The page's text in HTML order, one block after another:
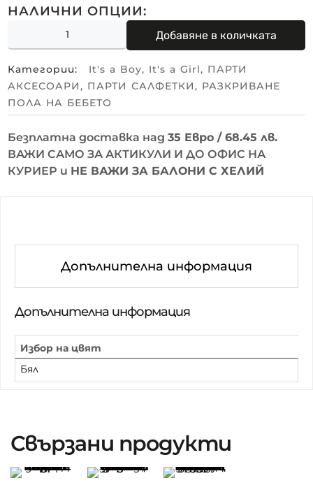
НАЛИЧНИ ОПЦИИ:
Добавяне в количката
Категории: It's a Boy, It's a Girl, ПАРТИ
АКСЕСОАРИ , ПАРТИ САЛФЕТКИ , РАЗКРИВАНЕ
ПОЛА НА БЕБЕТО
Безплатна доставка над35 Евро / 68.45 лв.
ВАЖИ САМО ЗА АКТИКУЛИ И ДО ОФИС НА
КУРИЕР и НЕ ВАЖИ ЗА БАЛОНИ С ХЕЛИЙ
Допълнителна информация
Допълнителна информация
Избор на цвят
Бял
Свързани продукти